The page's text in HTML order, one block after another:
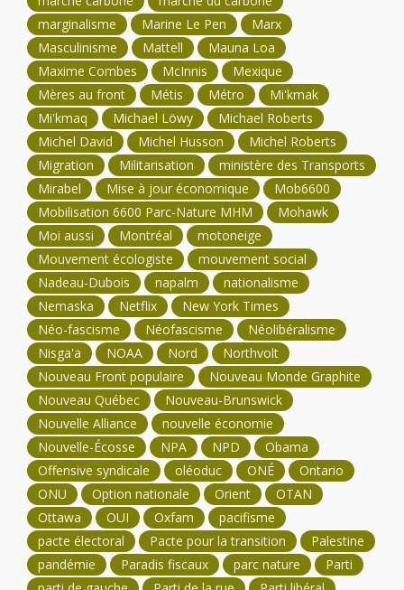
marginalisme
Marine Le Pen
Marx
Masculinisme
Mattell
Mauna Loa
Maxime Combes
McInnis
Mexique
Mères au front
Métis Métro
Mi'kmak
Mi'kmaq
Michael Löwy
Michael Roberts
Michel David
Michel Husson
Michel Roberts
Migration
Militarisation
ministère des Transports
Mirabel
Mise à jour économique
Mob6600
Mobilisation 6600 Parc-Nature MHM
Mohawk
Moi aussi
Montréal
motoneige
Mouvement écologiste
mouvement social
Nadeau-Dubois
napalm
nationalisme
Nemaska
Netflix
New York Times
Néo-fascisme
Néofascisme
Néolibéralisme
Nisga'a
NOAA Nord
Northvolt
Nouveau Front populaire
Nouveau Monde Graphite
Nouveau Québec
Nouveau-Brunswick
Nouvelle Alliance
nouvelle économie
Nouvelle-Écosse
NPA NPD
Obama
Offensive syndicale
oléoduc ONÉ
Ontario
ONU
Option nationale Orient
OTAN
Ottawa
OUI Oxfam
pacifisme
pacte électoral
Pacte pour la transition
Palestine
pandémie
Paradis fiscaux parc nature
Parti